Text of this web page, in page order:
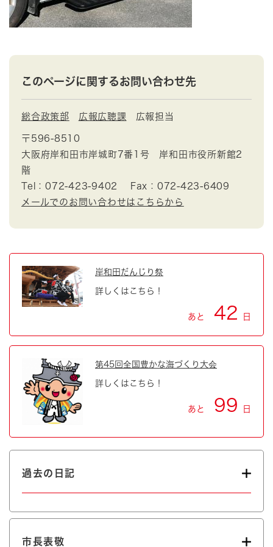
このページに関するお問い合わせ先
総合政策部 広報広聴課 広報担当
〒596-8510
大阪府岸和田市岸城町7番1号 岸和田市役所新館2
階
Tel：072-423-9402
Fax：072-423-6409
メールでのお問い合わせはこちらから
岸和田だんじり祭
詳しくはこちら！
あと 42 日
第45回全国豊かな海づくり大会
詳しくはこちら！
あと 99 日
過去の日記
市長表敬